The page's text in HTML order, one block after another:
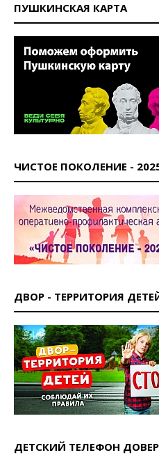
ПУШКИНСКАЯ КАРТА
ЧИСТОЕ ПОКОЛЕНИЕ -
ДВОР - ТЕРРИТОРИЯ
ДЕТСКИЙ ТЕЛЕФОН